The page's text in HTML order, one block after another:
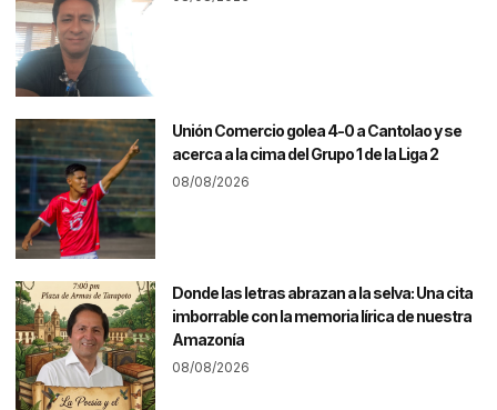
Unión Comercio golea 4-0 a Cantolao y se
acerca a la cima del Grupo 1 de la Liga 2
08/08/2026
Donde las letras abrazan a la selva: Una cita
imborrable con la memoria lírica de nuestra
Amazonía
08/08/2026